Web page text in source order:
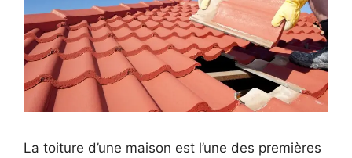
La toiture d’une maison est l’une des premières